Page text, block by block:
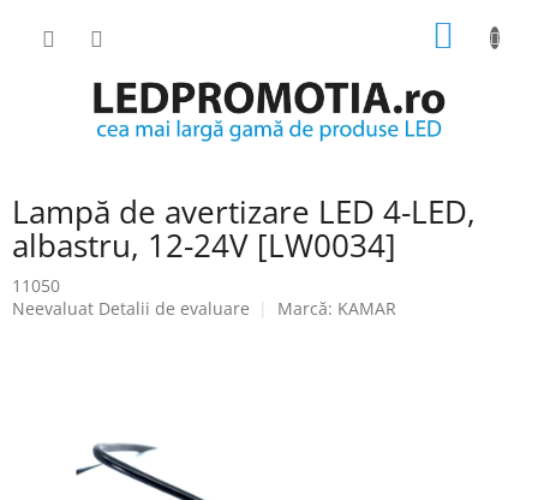
COŞ
Lampă de avertizare LED 4-LED,
albastru, 12-24V [LW0034]
11050
Evaluarea
Neevaluat Detalii de evaluare Marcă: KAMAR